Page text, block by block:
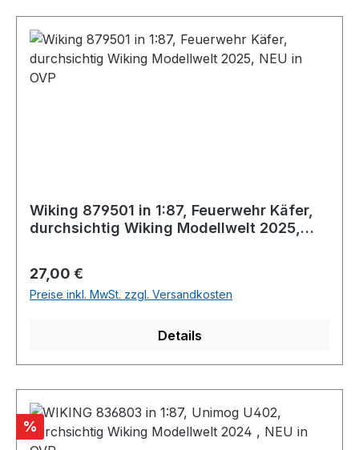
Wiking 879501 in 1:87, Feuerwehr Käfer,
durchsichtig Wiking Modellwelt 2025,
Regulärer Preis:
27,00 €
Preise inkl. MwSt. zzgl. Versandkosten
Details
Rabatt
%